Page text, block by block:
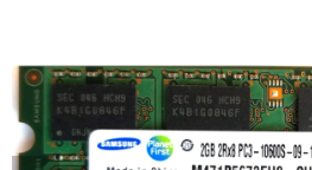
5
hvězdiček.